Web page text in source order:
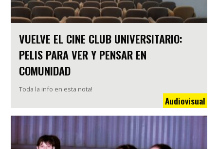
VUELVE EL CINE CLUB UNIVERSITARIO:
PELIS PARA VER Y PENSAR EN
COMUNIDAD
Toda la info en esta nota!
Audiovisual